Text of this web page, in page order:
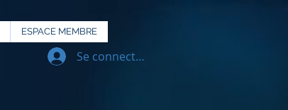
ESPACE MEMBRE
Se connecter